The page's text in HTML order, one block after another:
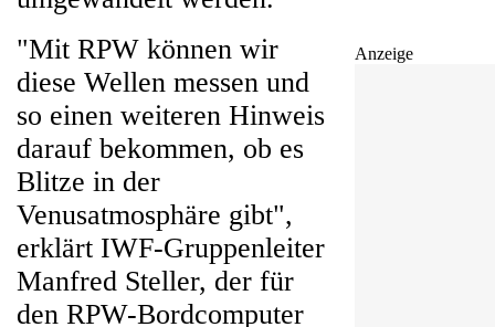
Anzeige
"Mit RPW können wir
diese Wellen messen und
so einen weiteren Hinweis
darauf bekommen, ob es
Blitze in der
Venusatmosphäre gibt",
erklärt IWF-Gruppenleiter
Manfred Steller, der für
den RPW-Bordcomputer